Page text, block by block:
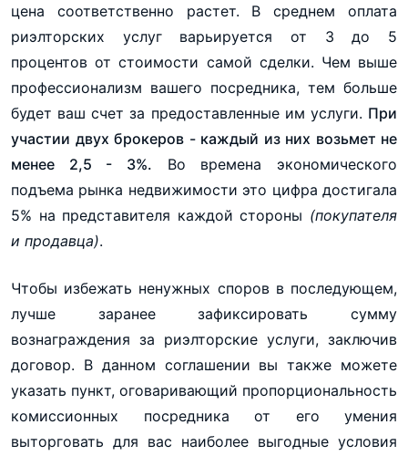
цена соответственно растет. В среднем оплата
риэлторских услуг варьируется от 3 до 5
процентов от стоимости самой сделки. Чем выше
профессионализм вашего посредника, тем больше
будет ваш счет за предоставленные им услуги. При
участии двух брокеров - каждый из них возьмет не
менее 2,5 - 3%. Во времена экономического
подъема рынка недвижимости это цифра достигала
5% на представителя каждой стороны (покупателя
и продавца).
Чтобы избежать ненужных споров в последующем,
лучше заранее зафиксировать сумму
вознаграждения за риэлторские услуги, заключив
договор. В данном соглашении вы также можете
указать пункт, оговаривающий пропорциональность
комиссионных посредника от его умения
выторговать для вас наиболее выгодные условия